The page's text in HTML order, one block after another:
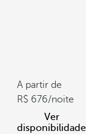
A partir de
676/noite
Ver
disponibilidade